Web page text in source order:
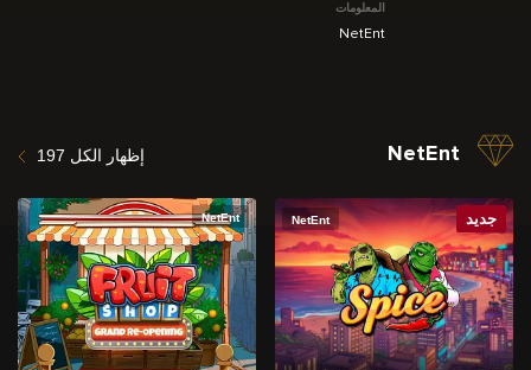
المعلومات
NetEnt
NetEnt إظهار الكل 197
جديد NetEnt
NetEnt